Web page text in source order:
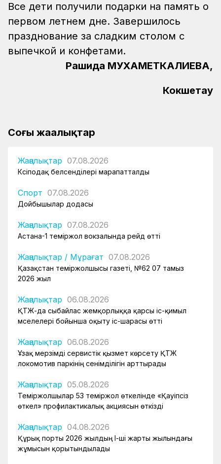
Все дети получили подарки на память о
первом летнем дне. Завершилось
празднование за сладким столом с
выпечкой и конфетами.
Рашида МУХАМЕТКАЛИЕВА,
Кокшетау
Соңғы жаңалықтар
Жаңалықтар 07.08.2026
Кәсіподақ белсенділері марапатталды
Спорт 07.08.2026
Дойбышылар додасы
Жаңалықтар 07.08.2026
Астана-1 теміржол вокзалында рейд өтті
Жаңалықтар / Мұрағат 07.08.2026
Қазақстан теміржолшысы газеті, №62 07 тамыз
2026 жыл
Жаңалықтар 06.08.2026
ҚТЖ-да сыбайлас жемқорлыққа қарсы іс-қимыл
мәселелері бойынша оқыту іс-шарасы өтті
Жаңалықтар 06.08.2026
Ұзақ мерзімді сервистік қызмет көрсету ҚТЖ
локомотив паркінің сенімділігін арттырады
Жаңалықтар 05.08.2026
Теміржолшылар 53 теміржол өткелінде «Қауіпсіз
өткел» профилактикалық акциясын өткізді
Жаңалықтар 04.08.2026
Құрық порты 2026 жылдың І-ші жарты жылындағы
жұмысын қорытындылады